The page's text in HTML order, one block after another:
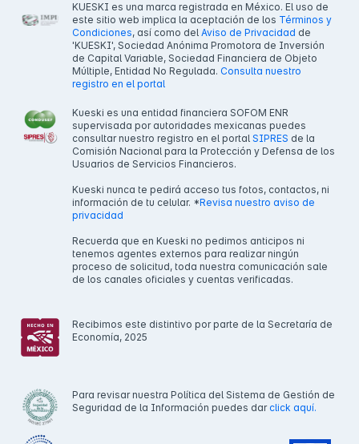
KUESKI es una marca registrada en México. El uso de
este sitio web implica la aceptación de los Términos y
Condiciones, así como del Aviso de Privacidad de
'KUESKI', Sociedad Anónima Promotora de Inversión
de Capital Variable, Sociedad Financiera de Objeto
Múltiple, Entidad No Regulada. Consulta nuestro
registro en el portal
Kueski es una entidad financiera SOFOM ENR
supervisada por autoridades mexicanas puedes
consultar nuestro registro en el portal SIPRES de la
Comisión Nacional para la Protección y Defensa de los
Usuarios de Servicios Financieros.
Kueski nunca te pedirá acceso tus fotos, contactos, ni
información de tu celular. *Revisa nuestro aviso de
privacidad
Recuerda que en Kueski no pedimos anticipos ni
tenemos agentes externos para realizar ningún
proceso de solicitud, toda nuestra comunicación sale
de los canales oficiales y cuentas verificadas.
Recibimos este distintivo por parte de la Secretaría de
Economía, 2025
Para revisar nuestra Política del Sistema de Gestión de
Seguridad de la Información puedes darclick aquí.